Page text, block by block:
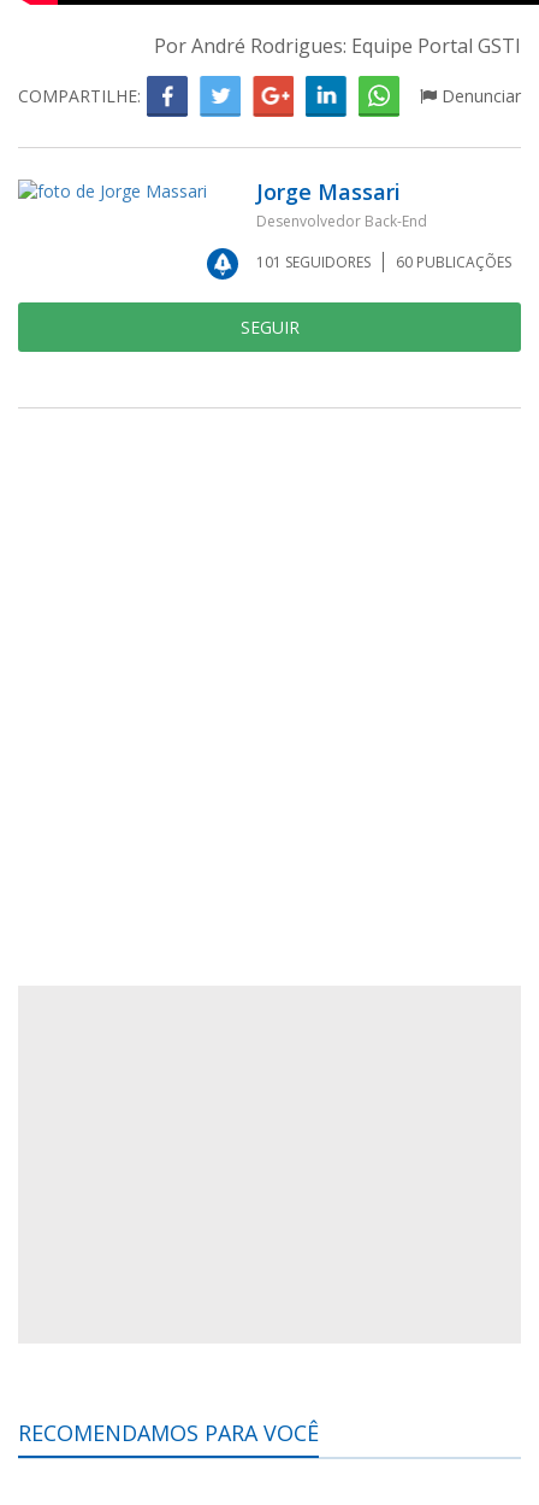
Por André Rodrigues: Equipe Portal GSTI
COMPARTILHE: Denunciar
Jorge Massari
Desenvolvedor Back-End
101 SEGUIDORES 60 PUBLICAÇÕES
SEGUIR
RECOMENDAMOS PARA VOCÊ